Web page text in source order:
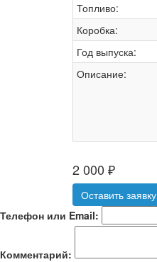
Топливо:
Коробка:
Год выпуска:
Описание:
2 000 ₽
Оставить заявку
Телефон или Email:
Комментарий: